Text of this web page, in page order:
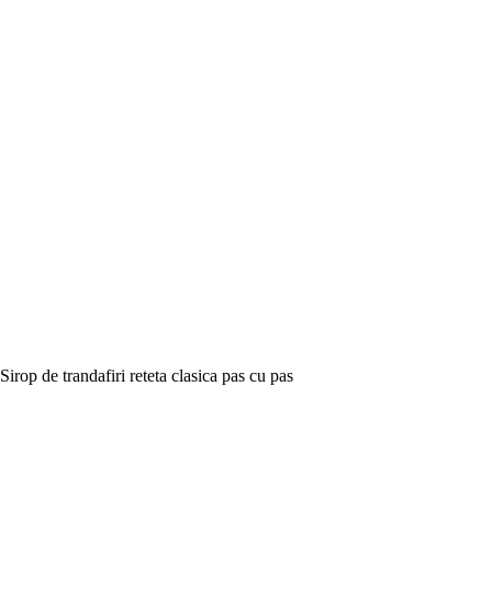
Sirop de trandafiri reteta clasica pas cu pas